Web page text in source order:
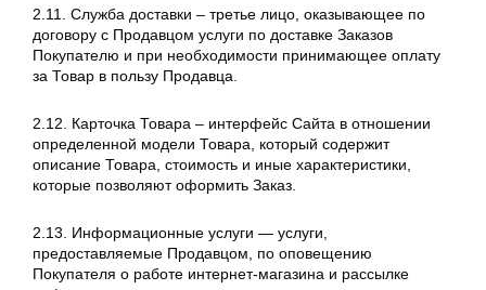
2.11. Служба доставки – третье лицо, оказывающее по
договору с Продавцом услуги по доставке Заказов
Покупателю и при необходимости принимающее оплату
за Товар в пользу Продавца.
2.12. Карточка Товара – интерфейс Сайта в отношении
определенной модели Товара, который содержит
описание Товара, стоимость и иные характеристики,
которые позволяют оформить Заказ.
2.13. Информационные услуги — услуги,
предоставляемые Продавцом, по оповещению
Покупателя о работе интернет-магазина и рассылке